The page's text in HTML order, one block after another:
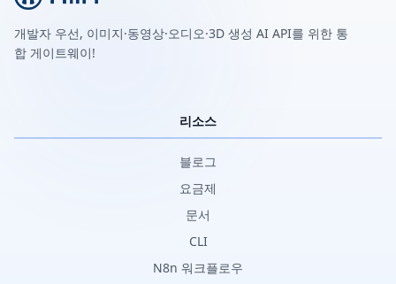
개발자 우선, 이미지·동영상·오디오·3D 생성 AI API를 위한 통
합 게이트웨이!
리소스
블로그
요금제
문서
CLI
N8n 워크플로우